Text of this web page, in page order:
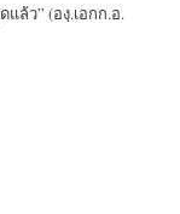
ล้ว” (องฺ.เอกก.อ.